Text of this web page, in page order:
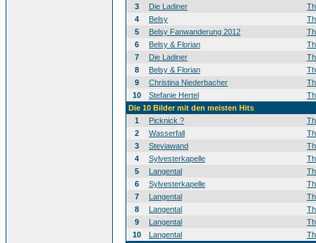
3
Die Ladiner
4
Belsy
5
Belsy Fanwanderung 2012
6
Belsy & Florian
7
Die Ladiner
8
Belsy & Florian
9
Christina Niederbacher
10
Stefanie Hertel
Die 10 Bilder mit den meisten Hits
1
Picknick ?
2
Wasserfall
3
Steviawand
4
Sylvesterkapelle
5
Langental
6
Sylvesterkapelle
7
Langental
8
Langental
9
Langental
10
Langental